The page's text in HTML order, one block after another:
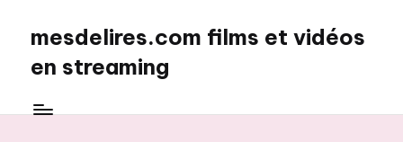
content
mesdelires.com films et vidéos
en streaming
: